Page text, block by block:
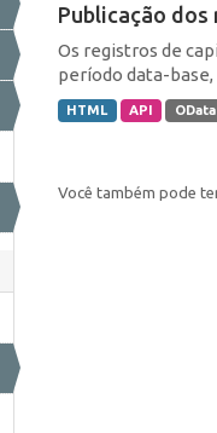
Publicação
Os registros de
período data-
HTML API OData
Você também pode